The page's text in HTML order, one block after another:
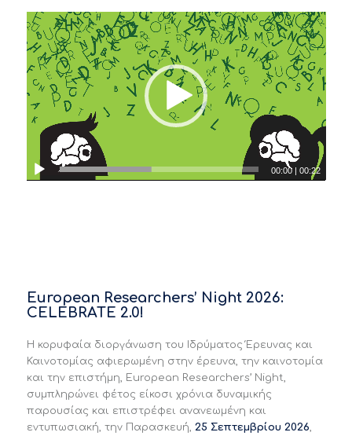
00:00 |00:22
European Researchers’ Night 2026:
CELEBRATE 2.0!
Η κορυφαία διοργάνωση του Ιδρύματος Έρευνας και
Καινοτομίας αφιερωμένη στην έρευνα, την καινοτομία
και την επιστήμη, European Researchers’ Night,
συμπληρώνει φέτος είκοσι χρόνια δυναμικής
παρουσίας και επιστρέφει ανανεωμένη και
εντυπωσιακή, την Παρασκευή, 25 Σεπτεμβρίου 2026